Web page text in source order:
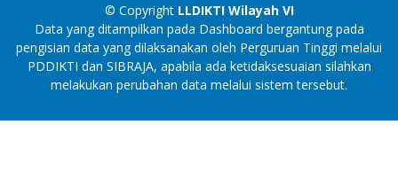
© Copyright LLDIKTI Wilayah VI
Data yang ditampilkan pada Dashboard bergantung pada
pengisian data yang dilaksanakan oleh Perguruan Tinggi melalui
PDDIKTI dan SIBRAJA, apabila ada ketidaksesuaian silahkan
melakukan perubahan data melalui sistem tersebut.